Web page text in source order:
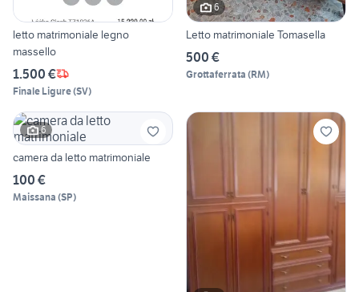
letto matrimoniale legno
massello
1.500 €
Finale Ligure(SV)
6
Letto matrimoniale Tomasella
500 €
Grottaferrata (RM)
6
camera da letto matrimoniale
100 €
Maissana (SP)